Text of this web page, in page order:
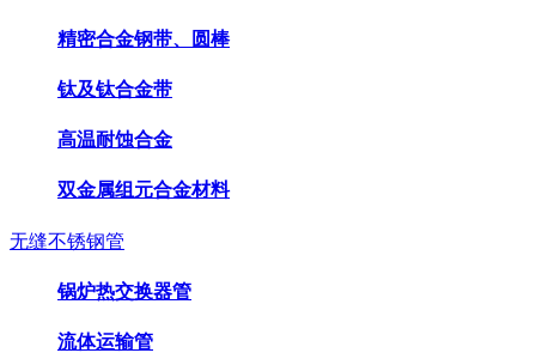
精密合金钢带、圆棒
钛及钛合金带
高温耐蚀合金
双金属组元合金材料
无缝不锈钢管
锅炉热交换器管
流体运输管